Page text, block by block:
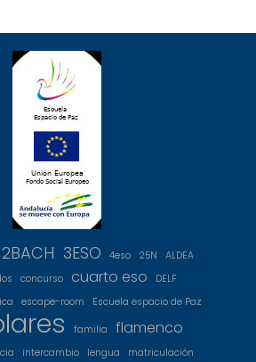
2BACH 3ESO 4eso 25N
ALDEA
concurso cuarto eso
DELF
escape-room Escuela espacio de Paz
familia
flamenco
intercambio lengua
matriculación